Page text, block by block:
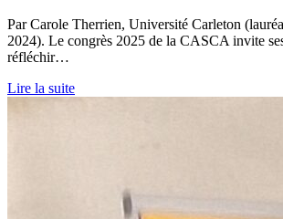
Par Carole Therrien, Université Carleton
2024). Le congrès 2025 de la CASCA invite
réfléchir…
Lire la suite